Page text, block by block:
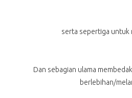
serta sepertiga untuk
Dan sebagian ulama
berlebihan/